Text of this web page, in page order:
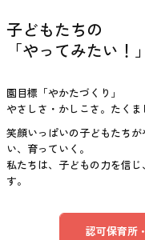
子どもたちの
「やってみたい
園目標「やかたづくり」
やさしさ・かしこさ。たくま
笑顔いっぱいの子どもたち
い、育っていく。
私たちは、子どもの力を信
す。
認可保育所